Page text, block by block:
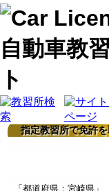
指定教習所で免許を
「都道府県：宮崎県